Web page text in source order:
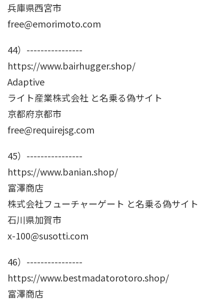
兵庫県西宮市
free@emorimoto.com
44）----------------
https://www.bairhugger.shop/
Adaptive
ライト産業株式会社 と名乗る偽サイト
京都府京都市
free@requirejsg.com
45）----------------
https://www.banian.shop/
富澤商店
株式会社フューチャーゲート と名乗る偽サイト
石川県加賀市
x-100@susotti.com
46）----------------
https://www.bestmadatorotoro.shop/
富澤商店